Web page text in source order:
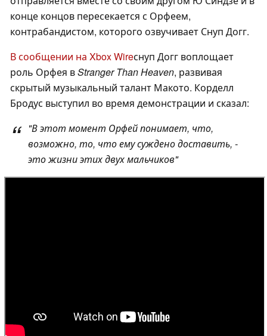
конце концов пересекается с Орфеем,
контрабандистом, которого озвучивает Снуп Догг.
В сообщении на Xbox Wireснуп Догг воплощает
роль Орфея вStranger Than Heaven, развивая
скрытый музыкальный талант Макото. Корделл
Бродус выступил во время демонстрации и сказал:
"В этот момент Орфей понимает, что,
возможно, то, что ему суждено доставить, -
это жизни этих двух мальчиков"